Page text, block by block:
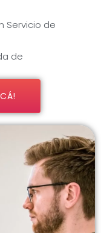
Servicio de
de